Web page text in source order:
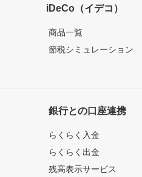
iDeCo（イデコ）
商品一覧
節税シミュレーション
銀行との口座連携
らくらく入金
らくらく出金
残高表示サービス